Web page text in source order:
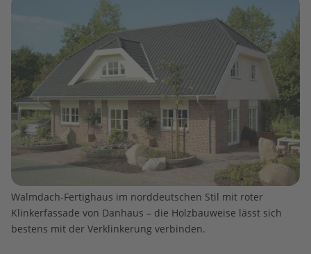
Walmdach-Fertighaus im norddeutschen Stil mit roter
Klinkerfassade von Danhaus – die Holzbauweise lässt sich
bestens mit der Verklinkerung verbinden.